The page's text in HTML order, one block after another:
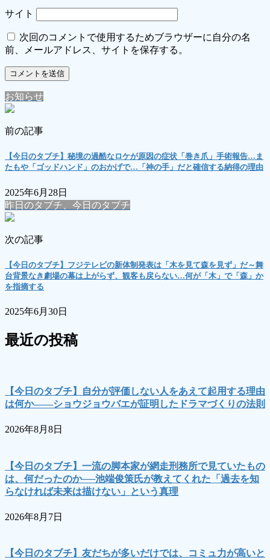
サイト
次回のコメントで使用するためブラウザーに自分の名
前、メールアドレス、サイトを保存する。
お知らせ
前の記事
【今日のタブチ】秘境の過酷なロケが原因の症状「巻き爪」手術報告…ま
たもや「ゴッドハンド」のおかげで…「神の手」だと確信する納得の理由
2025年6月28日
昨日のタブチ、今日のタブチ
次の記事
【今日のタブチ】フジテレビの新体制発表は「木を見て森を見ず」だ～舞
台背景なき劇場の幕は上がらず、観客も戻らない…何が「木」で「森」か
を指摘する
2025年6月30日
最近の投稿
【今日のタブチ】自分が評価しない人をあえて起用する理由
は何か――ショウジョウバエが証明したドラマづくりの法則
2026年8月8日
【今日のタブチ】一流の脚本家が網走刑務所で見ていたもの
は、何だったのか──池端俊策氏が教えてくれた「過去を知
らなければ未来は描けない」という真理
2026年8月7日
【今日のタブチ】友だちが多いだけでは、コミュ力が高いと